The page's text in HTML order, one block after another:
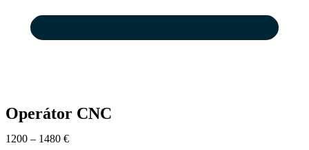
Operátor CNC
1200 – 1480 €